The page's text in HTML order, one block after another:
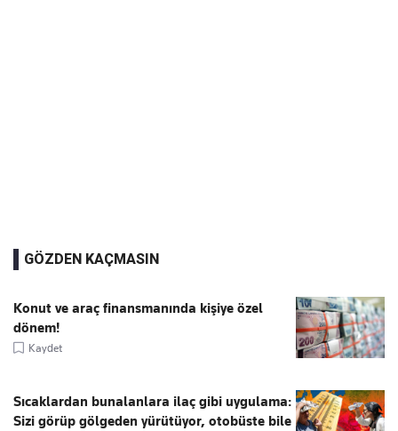
GÖZDEN KAÇMASIN
Konut ve araç finansmanında kişiye özel
dönem!
Kaydet
Sıcaklardan bunalanlara ilaç gibi uygulama:
Sizi görüp gölgeden yürütüyor, otobüste bile